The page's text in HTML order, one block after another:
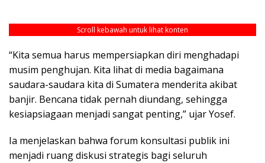
Scroll kebawah untuk lihat konten
“Kita semua harus mempersiapkan diri menghadapi
musim penghujan. Kita lihat di media bagaimana
saudara-saudara kita di Sumatera menderita akibat
banjir. Bencana tidak pernah diundang, sehingga
kesiapsiagaan menjadi sangat penting,” ujar Yosef.
Ia menjelaskan bahwa forum konsultasi publik ini
menjadi ruang diskusi strategis bagi seluruh